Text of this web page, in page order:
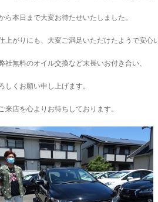
ら本日まで大変お待たせいたしました。
上がりにも、大変ご満足いただけたようで安心
社無料のオイル交換など末長いお付き合い、
しくお願い申し上げます。
来店を心よりお待ちしております。